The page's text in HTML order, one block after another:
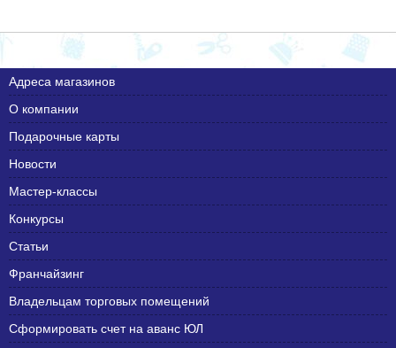
Адреса магазинов
О компании
Подарочные карты
Новости
Мастер-классы
Конкурсы
Статьи
Франчайзинг
Владельцам торговых помещений
Сформировать счет на аванс ЮЛ